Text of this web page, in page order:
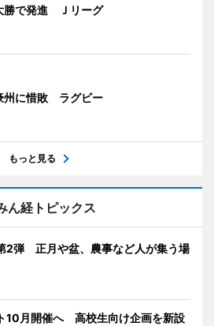
勝で発進 Ｊリーグ
州に惜敗 ラグビー
もっと見る
ん経トピックス
2弾 正月や盆、農事など人が集う場
10月開催へ 高校生向け企画を新設